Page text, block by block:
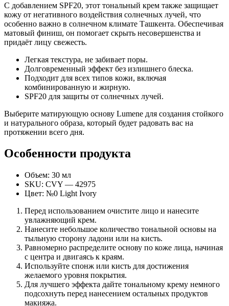
С добавлением SPF20, этот тональный крем также защищает
кожу от негативного воздействия солнечных лучей, что
особенно важно в солнечном климате Ташкента. Обеспечивая
матовый финиш, он помогает скрыть несовершенства и
придаёт лицу свежесть.
Легкая текстура, не забивает поры.
Долговременный эффект без излишнего блеска.
Подходит для всех типов кожи, включая
комбинированную и жирную.
SPF20 для защиты от солнечных лучей.
Выберите матирующую основу Lumene для создания стойкого
и натурального образа, который будет радовать вас на
протяжении всего дня.
Особенности продукта
Объем: 30 мл
SKU: CVY — 42975
Цвет: №0 Light Ivory
Перед использованием очистите лицо и нанесите
увлажняющий крем.
Нанесите небольшое количество тональной основы на
тыльную сторону ладони или на кисть.
Равномерно распределите основу по коже лица, начиная
с центра и двигаясь к краям.
Используйте спонж или кисть для достижения
желаемого уровня покрытия.
Для лучшего эффекта дайте тональному крему немного
подсохнуть перед нанесением остальных продуктов
макияжа.